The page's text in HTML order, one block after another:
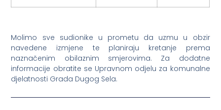
Molimo sve sudionike u prometu da uzmu u obzir
navedene izmjene te planiraju kretanje prema
naznačenim obilaznim smjerovima. Za dodatne
informacije obratite se Upravnom odjelu za komunalne
djelatnosti Grada Dugog Sela.